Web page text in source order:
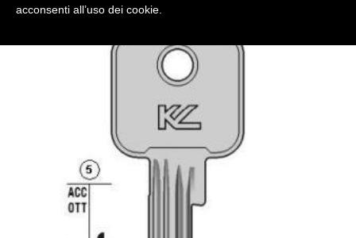
Comparativo Silca CS46 Produttore Key Line
acconsenti all’uso dei cookie.